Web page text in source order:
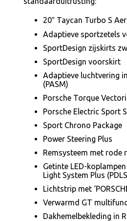
20″ Taycan Turbo S
Adaptieve sportzetels
SportDesign zijskirts
SportDesign voorskirt
Adaptieve luchtvering
(PASM)
Porsche Torque
Porsche Electric Sport
Sport Chrono Package
Power Steering Plus
Remsysteem met rode
Getinte LED-
Light System Plus
Lichtstrip met
Verwarmd GT
Dakhemelbekleding in